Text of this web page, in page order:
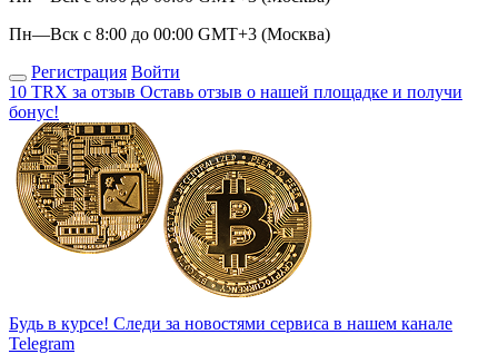
Пн—Вск с 8:00 до 00:00 GMT+3 (Москва)
Регистрация Войти
10 TRX за отзыв Оставь отзыв о нашей площадке и получи
бонус!
Будь в курсе! Следи за новостями сервиса в нашем канале
Telegram